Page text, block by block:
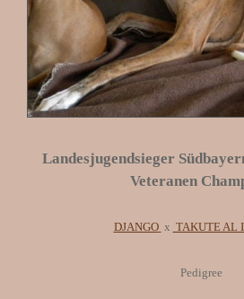
Landesjugendsieger
Veteranen
DJANGO x TAKUTE AL
Pedigree